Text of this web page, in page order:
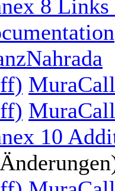
8 Links
10